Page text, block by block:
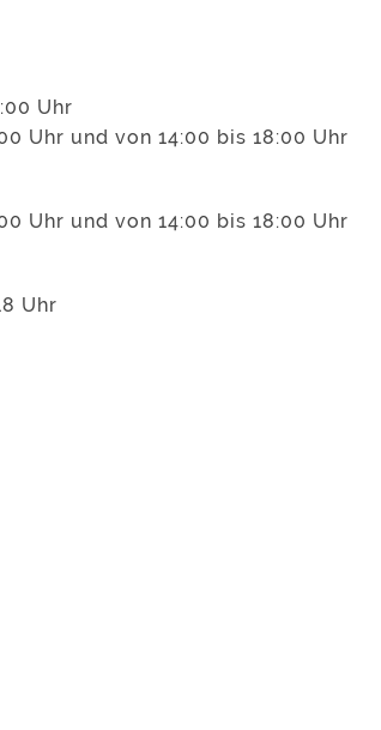
Uhr
Uhr und von 14:00 bis 18:00 Uhr
Uhr und von 14:00 bis 18:00 Uhr
Uhr